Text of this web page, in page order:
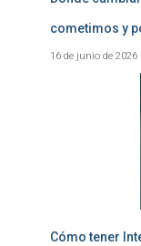
cometimos y
16 de junio de 2026
Cómo tener